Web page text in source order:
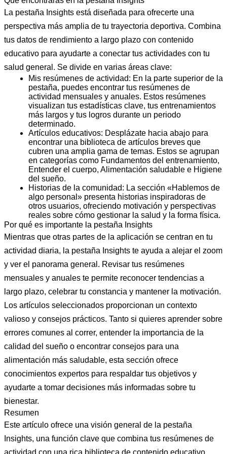
La pestaña Insights está diseñada para ofrecerte una
perspectiva más amplia de tu trayectoria deportiva. Combina
tus datos de rendimiento a largo plazo con contenido
educativo para ayudarte a conectar tus actividades con tu
salud general. Se divide en varias áreas clave:
Mis resúmenes de actividad: En la parte superior de la
pestaña, puedes encontrar tus resúmenes de
actividad mensuales y anuales. Estos resúmenes
visualizan tus estadísticas clave, tus entrenamientos
más largos y tus logros durante un periodo
determinado.
Artículos educativos: Desplázate hacia abajo para
encontrar una biblioteca de artículos breves que
cubren una amplia gama de temas. Estos se agrupan
en categorías como Fundamentos del entrenamiento,
Entender el cuerpo, Alimentación saludable e Higiene
del sueño.
Historias de la comunidad: La sección «Hablemos de
algo personal» presenta historias inspiradoras de
otros usuarios, ofreciendo motivación y perspectivas
reales sobre cómo gestionar la salud y la forma física.
Por qué es importante la pestaña Insights
Mientras que otras partes de la aplicación se centran en tu
actividad diaria, la pestaña Insights te ayuda a alejar el zoom
y ver el panorama general. Revisar tus resúmenes
mensuales y anuales te permite reconocer tendencias a
largo plazo, celebrar tu constancia y mantener la motivación.
Los artículos seleccionados proporcionan un contexto
valioso y consejos prácticos. Tanto si quieres aprender sobre
errores comunes al correr, entender la importancia de la
calidad del sueño o encontrar consejos para una
alimentación más saludable, esta sección ofrece
conocimientos expertos para respaldar tus objetivos y
ayudarte a tomar decisiones más informadas sobre tu
bienestar.
Resumen
Este artículo ofrece una visión general de la pestaña
Insights, una función clave que combina tus resúmenes de
actividad con una rica biblioteca de contenido educativo.